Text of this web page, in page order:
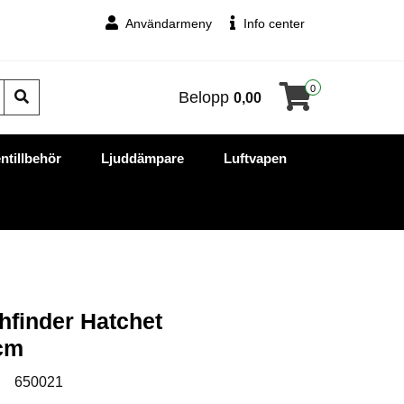
Användarmeny Info center
Belopp 0,00
0
Ljuddämpare Luftvapen
Hatchet
650021